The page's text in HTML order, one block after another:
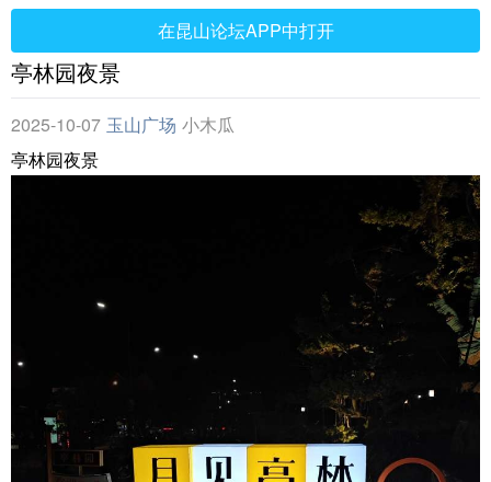
在昆山论坛APP中打开
亭林园夜景
2025-10-07 玉山广场 小木瓜
亭林园夜景